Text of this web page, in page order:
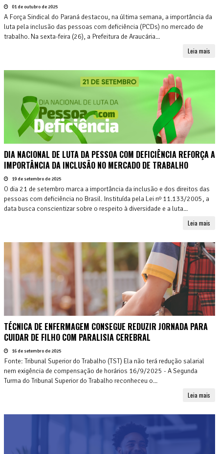
01 de outubro de 2025
A Força Sindical do Paraná destacou, na última semana, a importância da
luta pela inclusão das pessoas com deficiência (PCDs) no mercado de
trabalho. Na sexta-feira (26), a Prefeitura de Araucária...
Leia mais
DIA NACIONAL DE LUTA DA PESSOA COM DEFICIÊNCIA REFORÇA A
IMPORTÂNCIA DA INCLUSÃO NO MERCADO DE TRABALHO
19 de setembro de 2025
O dia 21 de setembro marca a importância da inclusão e dos direitos das
pessoas com deficiência no Brasil. Instituída pela Lei nº 11.133/2005, a
data busca conscientizar sobre o respeito à diversidade e a luta...
Leia mais
TÉCNICA DE ENFERMAGEM CONSEGUE REDUZIR JORNADA PARA
CUIDAR DE FILHO COM PARALISIA CEREBRAL
16 de setembro de 2025
Fonte: Tribunal Superior do Trabalho (TST) Ela não terá redução salarial
nem exigência de compensação de horários 16/9/2025 - A Segunda
Turma do Tribunal Superior do Trabalho reconheceu o...
Leia mais